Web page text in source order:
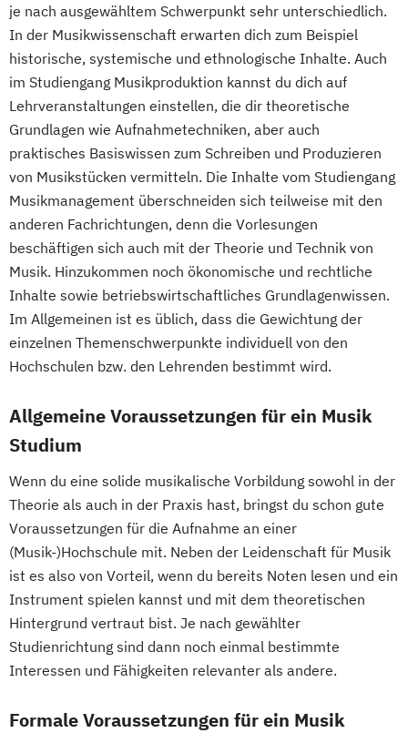
je nach ausgewähltem Schwerpunkt sehr unterschiedlich.
In der Musikwissenschaft erwarten dich zum Beispiel
historische, systemische und ethnologische Inhalte. Auch
im Studiengang Musikproduktion kannst du dich auf
Lehrveranstaltungen einstellen, die dir theoretische
Grundlagen wie Aufnahmetechniken, aber auch
praktisches Basiswissen zum Schreiben und Produzieren
von Musikstücken vermitteln. Die Inhalte vom Studiengang
Musikmanagement überschneiden sich teilweise mit den
anderen Fachrichtungen, denn die Vorlesungen
beschäftigen sich auch mit der Theorie und Technik von
Musik. Hinzukommen noch ökonomische und rechtliche
Inhalte sowie betriebswirtschaftliches Grundlagenwissen.
Im Allgemeinen ist es üblich, dass die Gewichtung der
einzelnen Themenschwerpunkte individuell von den
Hochschulen bzw. den Lehrenden bestimmt wird.
Allgemeine Voraussetzungen für ein Musik
Studium
Wenn du eine solide musikalische Vorbildung sowohl in der
Theorie als auch in der Praxis hast, bringst du schon gute
Voraussetzungen für die Aufnahme an einer
(Musik-)Hochschule mit. Neben der Leidenschaft für Musik
ist es also von Vorteil, wenn du bereits Noten lesen und ein
Instrument spielen kannst und mit dem theoretischen
Hintergrund vertraut bist. Je nach gewählter
Studienrichtung sind dann noch einmal bestimmte
Interessen und Fähigkeiten relevanter als andere.
Formale Voraussetzungen für ein Musik